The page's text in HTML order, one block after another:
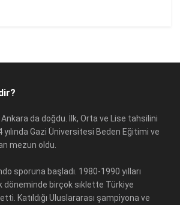
Ankara da doğdu. İlk, Orta ve Lise tahsilini
yılında Gazi Üniversitesi Beden Eğitimi ve
mezun oldu.
sporuna başladı. 1980-1990 yılları
döneminde birçok sıklette Türkiye
Katıldığı Uluslararası şampiyona ve